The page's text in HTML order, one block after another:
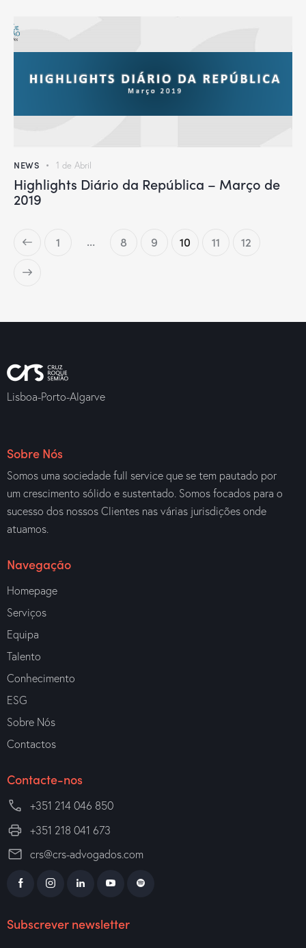
NEWS 1 de Abril
Highlights Diário da República – Março de
2019
1 … 8 9 10 11 12
Lisboa-Porto-Algarve
Sobre Nós
Somos uma sociedade full service que se tem pautado por
um crescimento sólido e sustentado. Somos focados para o
sucesso dos nossos Clientes nas várias jurisdições onde
atuamos.
Navegação
Homepage
Serviços
Equipa
Talento
Conhecimento
ESG
Sobre Nós
Contactos
Contacte-nos
+351 214 046 850
+351 218 041 673
crs@crs-advogados.com
Subscrever newsletter